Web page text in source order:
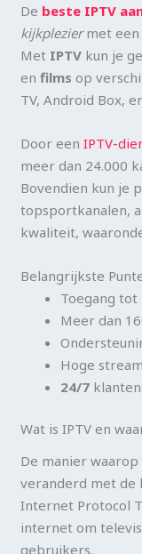
De beste IPTV
kijkpleziermet een
Met IPTV kun je
enfilms op
TV, Android Box,
Door eenIPTV-
meer dan 24.000
Bovendien kun je
topsportkanalen,
kwaliteit,
Belangrijkste
Toegang tot
Meer dan
Hoge
24/7
Wat is IPTV en
De manier
veranderd met de
Internet Protocol
internet om
gebruikers.